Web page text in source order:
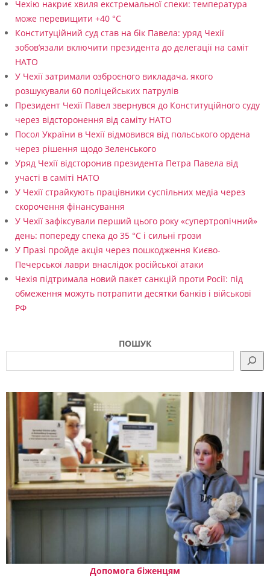
Чехію накриє хвиля екстремальної спеки: температура
може перевищити +40 °C
Конституційний суд став на бік Павела: уряд Чехії
зобов’язали включити президента до делегації на саміт
НАТО
У Чехії затримали озброєного викладача, якого
розшукували 60 поліцейських патрулів
Президент Чехії Павел звернувся до Конституційного суду
через відсторонення від саміту НАТО
Посол України в Чехії відмовився від польського ордена
через рішення щодо Зеленського
Уряд Чехії відсторонив президента Петра Павела від
участі в саміті НАТО
У Чехії страйкують працівники суспільних медіа через
скорочення фінансування
У Чехії зафіксували перший цього року «супертропічний»
день: попереду спека до 35 °C і сильні грози
У Празі пройде акція через пошкодження Києво-
Печерської лаври внаслідок російської атаки
Чехія підтримала новий пакет санкцій проти Росії: під
обмеження можуть потрапити десятки банків і військові
РФ
ПОШУК
Допомога біженцям